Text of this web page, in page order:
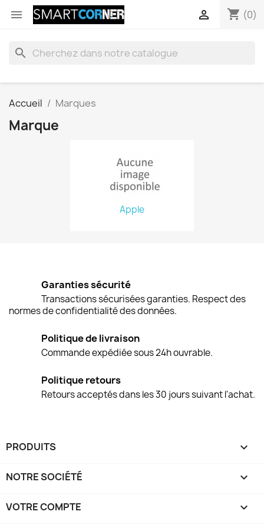
 shopping_cart (0)

search
Accueil Marques
Marque
Apple
Garanties sécurité
Transactions sécurisées garanties. Respect des
normes de confidentialité des données.
Politique de livraison
Commande expédiée sous 24h ouvrable.
Politique retours
Retours acceptés dans les 30 jours suivant l'achat.
PRODUITS 
NOTRE SOCIÉTÉ 
VOTRE COMPTE 